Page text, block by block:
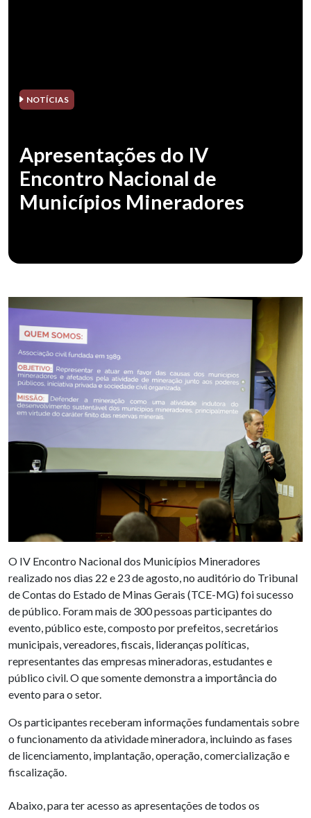
NOTÍCIAS
Apresentações do IV
Encontro Nacional de
Municípios Mineradores
O IV Encontro Nacional dos Municípios Mineradores
realizado nos dias 22 e 23 de agosto, no auditório do Tribunal
de Contas do Estado de Minas Gerais (TCE-MG) foi sucesso
de público. Foram mais de 300 pessoas participantes do
evento, público este, composto por prefeitos, secretários
municipais, vereadores, fiscais, lideranças políticas,
representantes das empresas mineradoras, estudantes e
público civil. O que somente demonstra a importância do
evento para o setor.
Os participantes receberam informações fundamentais sobre
o funcionamento da atividade mineradora, incluindo as fases
de licenciamento, implantação, operação, comercialização e
fiscalização.
Abaixo, para ter acesso as apresentações de todos os